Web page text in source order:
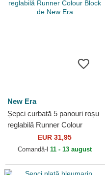
New Era
Șepci curbată 5 panouri roșu
reglabilă Runner Colour
Block de New Era
EUR 31,95
Comandă-l 11 - 13 august